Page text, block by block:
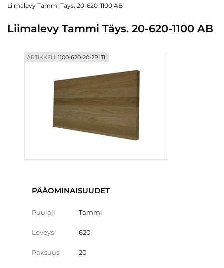
Yrityksen
Blogi
Liimalevy Tammi Täys. 20-620-1100 AB
Liimalevy Tammi Täys. 20-620-1100 AB
ARTIKKELI:1100-620-20-2PLTL
PÄÄOMINAISUUDET
Puulaji Tammi
Leveys 620
Paksuus 20